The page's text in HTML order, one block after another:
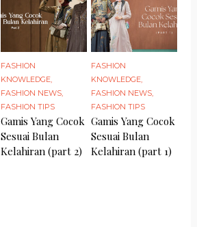
FASHION
KNOWLEDGE,
FASHION NEWS,
FASHION TIPS
Gamis Yang Cocok
Sesuai Bulan
Kelahiran (part 2)
FASHION
KNOWLEDGE,
FASHION NEWS,
FASHION TIPS
Gamis Yang Cocok
Sesuai Bulan
Kelahiran (part 1)